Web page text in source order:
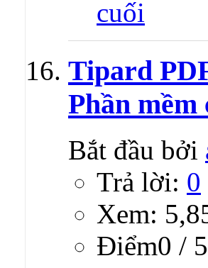
Tipard
Phần
Bắt đầu bởi
Trả lời: 0
Xem:
Ðiểm0 / 5